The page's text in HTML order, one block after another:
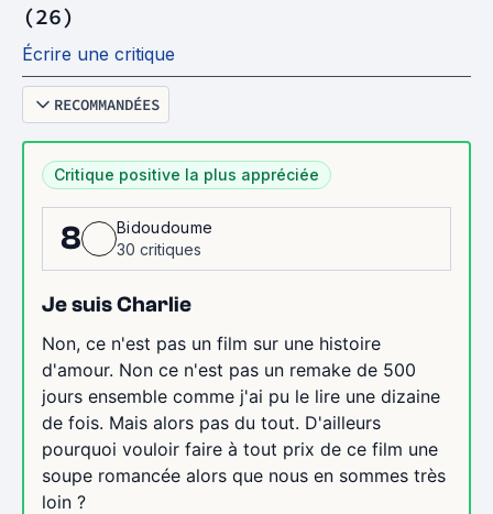
(26)
Écrire une critique
RECOMMANDÉES
Critique positive la plus appréciée
8
Bidoudoume
30 critiques
Je suis Charlie
Non, ce n'est pas un film sur une histoire
d'amour. Non ce n'est pas un remake de 500
jours ensemble comme j'ai pu le lire une dizaine
de fois. Mais alors pas du tout. D'ailleurs
pourquoi vouloir faire à tout prix de ce film une
soupe romancée alors que nous en sommes très
loin ?